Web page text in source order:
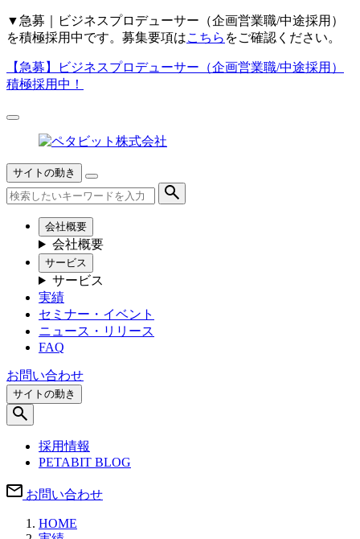
▼ 急募｜ビジネスプロデューサー（企画営業職/中途採用）
を積極採用中です。募集要項はこちら をご確認ください。
【急募】
ビジネスプロデューサー（企画営業職/中途採用）
積極採用中！
サイトの動き
会社概要
会社概要
サービス
サービス
実績
セミナー・イベント
ニュース・リリース
FAQ
お問い合わせ
サイトの動き
採用情報
PETABIT BLOG
お問い合わせ
HOME